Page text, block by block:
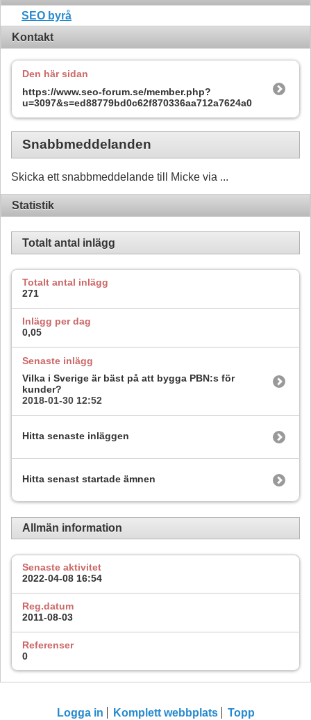
SEO byrå
Kontakt
Den här sidan
https://www.seo-forum.se/member.php?
u=3097&s=ed88779bd0c62f870336aa712a7624a0
Snabbmeddelanden
Skicka ett snabbmeddelande till Micke via ...
Statistik
Totalt antal inlägg
Totalt antal inlägg
271
Inlägg per dag
0,05
Senaste inlägg
Vilka i Sverige är bäst på att bygga PBN:s för
kunder?
2018-01-30 12:52
Hitta senaste inläggen
Hitta senast startade ämnen
Allmän information
Senaste aktivitet
2022-04-08 16:54
Reg.datum
2011-08-03
Referenser
0
Logga in Komplett webbplats Topp